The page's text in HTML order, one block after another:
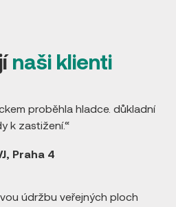
naši klienti
proběhla hladce. důkladní
k zastižení.“
Praha 4
údržbu veřejných ploch